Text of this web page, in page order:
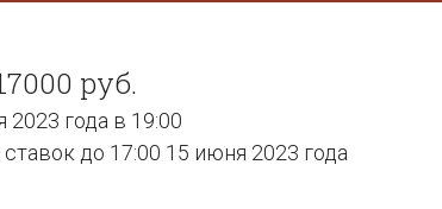
руб.
2023 года в 19:00
до 17:00 15 июня 2023 года